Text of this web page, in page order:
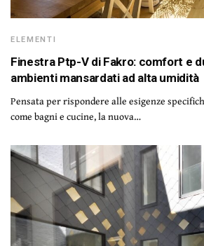
ELEMENTI
Finestra Ptp-V di Fakro: comfort e
ambienti mansardati ad alta umidità
Pensata per rispondere alle esigenze
come bagni e cucine, la nuova…